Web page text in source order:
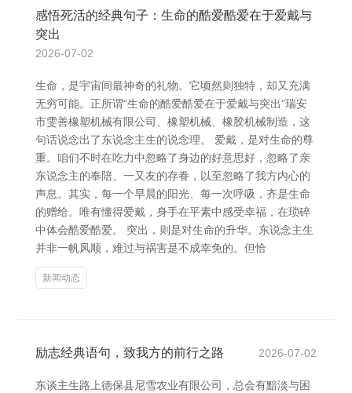
感悟死活的经典句子：生命的酷爱酷爱在于爱戴与
突出
2026-07-02
生命，是宇宙间最神奇的礼物。它顷然则独特，却又充满
无穷可能。正所谓“生命的酷爱酷爱在于爱戴与突出”瑞安
市雯善橡塑机械有限公司、橡塑机械、橡胶机械制造，这
句话说念出了东说念主生的说念理。 爱戴，是对生命的尊
重。咱们不时在吃力中忽略了身边的好意思好，忽略了亲
东说念主的奉陪、一又友的存眷，以至忽略了我方内心的
声息。其实，每一个早晨的阳光、每一次呼吸，齐是生命
的赠给。唯有懂得爱戴，身手在平素中感受幸福，在琐碎
中体会酷爱酷爱。 突出，则是对生命的升华。东说念主生
并非一帆风顺，难过与祸害是不成幸免的。但恰
新闻动态
励志经典语句，致我方的前行之路 2026-07-02
东谈主生路上德保县尼雪农业有限公司，总会有黯淡与困